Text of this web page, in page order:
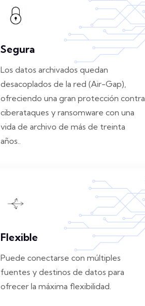
Segura
Los datos archivados quedan
desacoplados de la red (Air-Gap),
ofreciendo una gran protección contra
ciberataques y ransomware con una
vida de archivo de más de treinta
años..
Flexible
Puede conectarse con múltiples
fuentes y destinos de datos para
ofrecer la máxima flexibilidad.